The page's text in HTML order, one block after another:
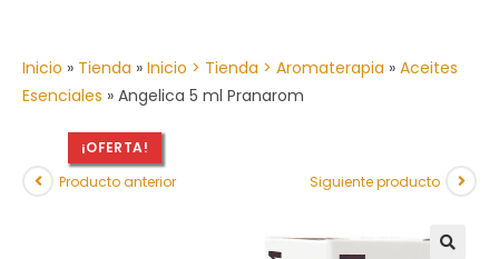
Inicio » Tienda » Inicio > Tienda > Aromaterapia » Aceites
Esenciales » Angelica 5 ml Pranarom
¡OFERTA!
Producto anterior
Siguiente producto